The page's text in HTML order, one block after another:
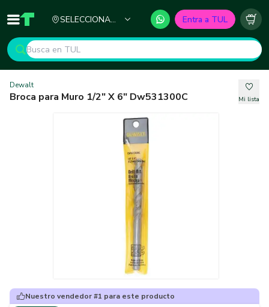
Inicio TUL - Tu Marketplace de Construcción
SELECCIONA
Entra a TUL
Dewalt
Broca para Muro 1/2" X 6" Dw531300C Mi lista
Nuestro vendedor #1 para este producto